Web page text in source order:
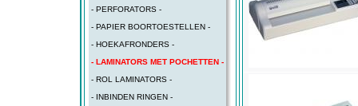
- PERFORATORS -
- PAPIER BOORTOESTELLEN -
- HOEKAFRONDERS -
- LAMINATORS MET POCHETTEN -
- ROL LAMINATORS -
- INBINDEN RINGEN -